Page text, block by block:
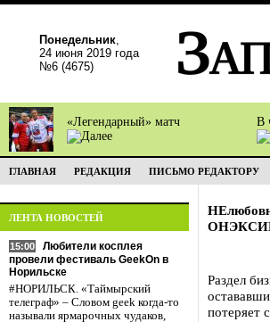
Понедельник,
24 июня 2019 года
№6 (4675)
«Легендарный» матч В
ГЛАВНАЯ РЕДАКЦИЯ ПИСЬМО РЕДАКТОРУ
ЛЕНТА НОВОСТЕЙ
15:00
Любители косплея
провели фестиваль GeekOn в
Норильске
#НОРИЛЬСК. «Таймырский
телеграф» – Словом geek когда-то
называли ярмарочных чудаков,
ОНЭКСИМ
Раздел
потеряет